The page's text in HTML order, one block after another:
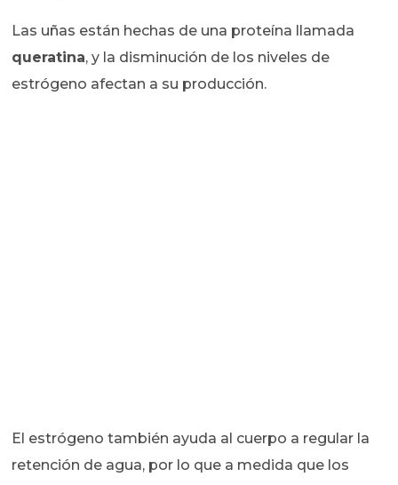
Las uñas están hechas de una proteína llamada
queratina, y la disminución de los niveles de
estrógeno afectan a su producción.
El estrógeno también ayuda al cuerpo a regular la
retención de agua, por lo que a medida que los